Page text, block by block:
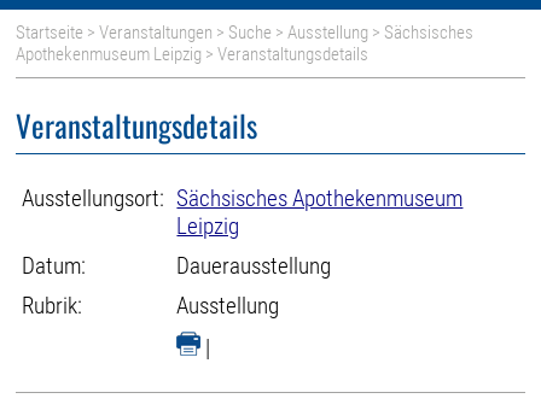
Startseite >Veranstaltungen > Suche >Ausstellung > Sächsisches
Apothekenmuseum Leipzig > Veranstaltungsdetails
Veranstaltungsdetails
Ausstellungsort: Sächsisches Apothekenmuseum
Leipzig
Datum:
Dauerausstellung
Rubrik:
Ausstellung
|